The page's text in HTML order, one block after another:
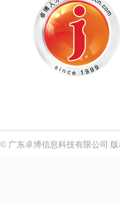
© 广东卓博信息科技有限公司